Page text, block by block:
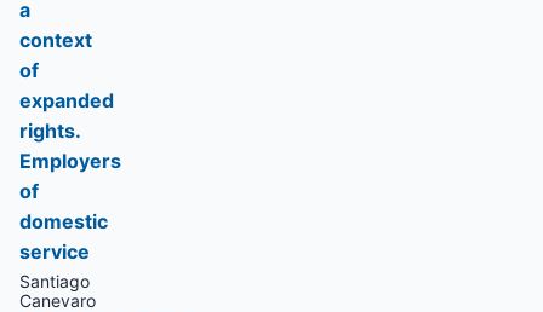
a
context
of
expanded
rights.
Employers
of
domestic
service
Santiago
Canevaro